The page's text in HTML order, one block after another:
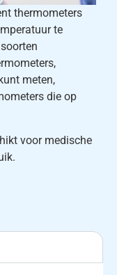
thermometers
te
meten,
die op
voor medische